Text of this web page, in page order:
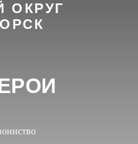
ОКРУГ